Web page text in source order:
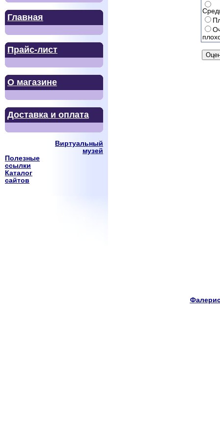
Главная
Прайс-лист
О магазине
Доставка и оплата
Виртуальный
музей
Полезные
ссылки
Каталог
сайтов